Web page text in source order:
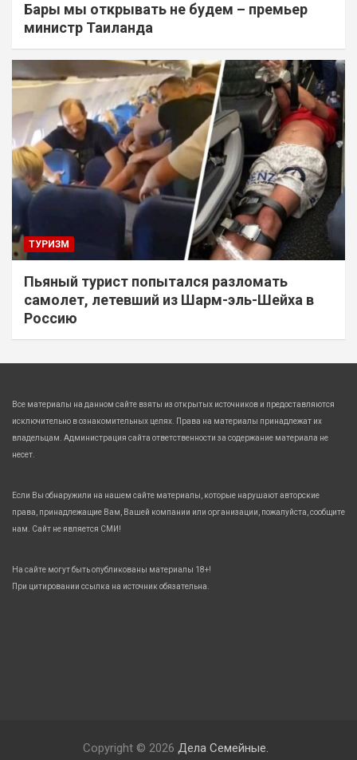
Бары мы открывать не будем – премьер
министр Таиланда
ТУРИЗМ
Пьяный турист попытался разломать
самолет, летевший из Шарм-эль-Шейха в
Россию
Все материалы на данном сайте взяты из открытых источников и предоставляются
исключительно в ознакомительных целях. Права на материалы принадлежат их
владельцам. Администрация сайта ответственности за содержание материала не
несет.
Если Вы обнаружили на нашем сайте материалы, которые нарушают авторские
права, принадлежащие Вам, Вашей компании или организации, пожалуйста, сообщите
нам. Сайт не является СМИ!
На сайте могут быть опубликованы материалы 18+!
При цитировании ссылка на источник обязательна.
Copyright © 2026 Дела Семейные.